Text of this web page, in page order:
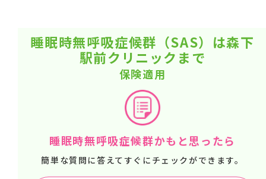
睡眠時無呼吸症候群（SAS）は森下
駅前クリニックまで
保険適用
睡眠時無呼吸症候群かもと思ったら
簡単な質問に答えてすぐにチェックができます。